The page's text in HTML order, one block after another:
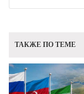
ТАКЖЕ ПО ТЕМЕ